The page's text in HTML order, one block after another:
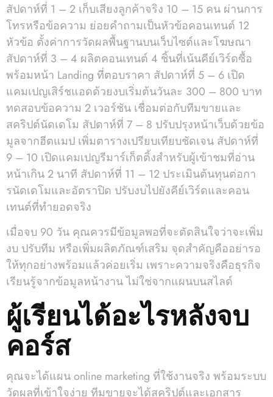
สัปดาห์ที่ 1 – 2 เก็บเสียงลูกค้าจริง 10 – 15 คน ผ่านการ
โทรหรือข้อความ ย่อยคำถามเป็นหัวข้อคอนเทนต์ 12
หัวข้อ ตั้งค่าการวัดผลพื้นฐานบนเว็บไซต์และโฆษณา
สัปดาห์ที่ 3 – 4 ผลิตคอนเทนต์ 4 ชิ้นที่เน้นคีย์เวิร์ดซื้อ
พร้อมหน้า Landing ที่ตอบราคา สัปดาห์ที่ 5 – 6 เปิด
แคมเปญเสิร์ชแอดด้วยงบเริ่มต้นวันละ 300 – 800 บาท
ทดสอบข้อความ 2 เวอร์ชัน เชื่อมต่อกับทีมขายและ
สคริปต์นัดเดโม สัปดาห์ที่ 7 – 8 ปรับปรุงหน้าเว็บด้วยข้อ
มูลจากฮีตแมป เพิ่มตารางเปรียบเทียบชัดเจน สัปดาห์ที่
9 – 10 เปิดแคมเปญรีมาร์เก็ตติ้งสำหรับผู้เข้าชมที่อ่าน
หน้าเกิน 2 นาที สัปดาห์ที่ 11 – 12 ประเมินต้นทุนต่อกา
รนัดเดโมและอัตราปิด ปรับงบไปยังคีย์เวิร์ดและคอน
เทนต์ที่ทำยอดจริง
เมื่อจบ 90 วัน คุณควรมีข้อมูลพอที่จะตัดสินใจว่าจะเพิ่ม
งบ ปรับทีม หรือเพิ่มผลิตภัณฑ์เสริม จุดสำคัญคืออย่ารอ
ให้ทุกอย่างพร้อมแล้วค่อยเริ่ม เพราะความจริงคือธุรกิจ
เรียนรู้จากข้อมูลหน้างาน ไม่ใช่จากแผนบนสไลด์
ผู้เรียนได้อะไรหลังจบ
คอร์ส
คุณจะได้แผน online marketing ที่ใช้งานจริง พร้อมระบบ
วัดผลที่เข้าใจง่าย ทีมขายจะได้สคริปต์และเอกสาร